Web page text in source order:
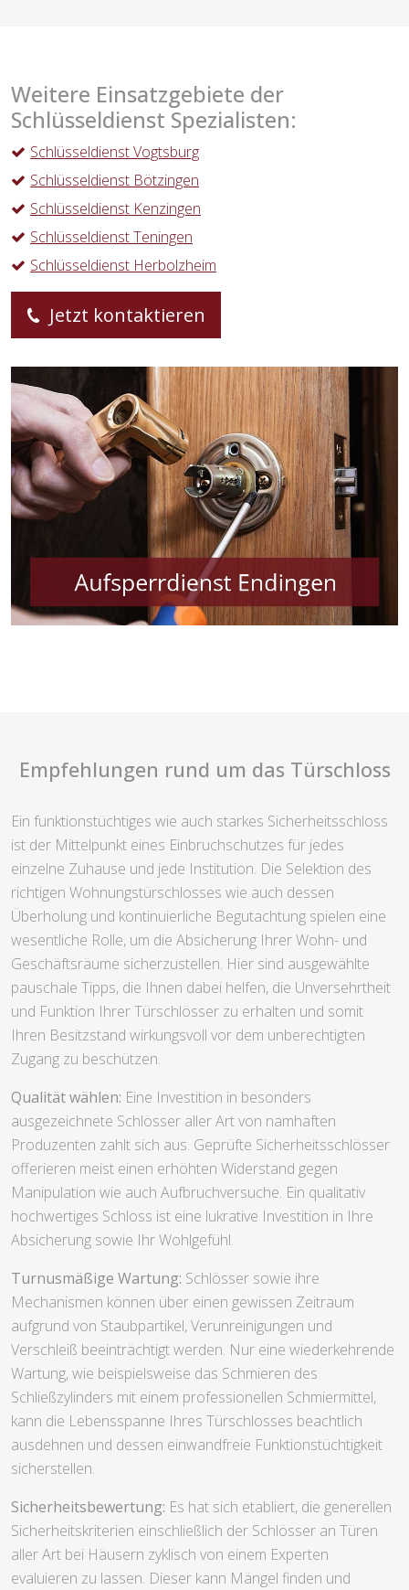
Weitere Einsatzgebiete der
Schlüsseldienst Spezialisten:
Schlüsseldienst Vogtsburg
Schlüsseldienst Bötzingen
Schlüsseldienst Kenzingen
Schlüsseldienst Teningen
Schlüsseldienst Herbolzheim
Jetzt kontaktieren
Empfehlungen rund um das Türschloss
Ein funktionstüchtiges wie auch starkes Sicherheitsschloss
ist der Mittelpunkt eines Einbruchschutzes für jedes
einzelne Zuhause und jede Institution. Die Selektion des
richtigen Wohnungstürschlosses wie auch dessen
Überholung und kontinuierliche Begutachtung spielen eine
wesentliche Rolle, um die Absicherung Ihrer Wohn- und
Geschäftsräume sicherzustellen. Hier sind ausgewählte
pauschale Tipps, die Ihnen dabei helfen, die Unversehrtheit
und Funktion Ihrer Türschlösser zu erhalten und somit
Ihren Besitzstand wirkungsvoll vor dem unberechtigten
Zugang zu beschützen.
Qualität wählen: Eine Investition in besonders
ausgezeichnete Schlösser aller Art von namhaften
Produzenten zahlt sich aus. Geprüfte Sicherheitsschlösser
offerieren meist einen erhöhten Widerstand gegen
Manipulation wie auch Aufbruchversuche. Ein qualitativ
hochwertiges Schloss ist eine lukrative Investition in Ihre
Absicherung sowie Ihr Wohlgefühl.
Turnusmäßige Wartung: Schlösser sowie ihre
Mechanismen können über einen gewissen Zeitraum
aufgrund von Staubpartikel, Verunreinigungen und
Verschleiß beeinträchtigt werden. Nur eine wiederkehrende
Wartung, wie beispielsweise das Schmieren des
Schließzylinders mit einem professionellen Schmiermittel,
kann die Lebensspanne Ihres Türschlosses beachtlich
ausdehnen und dessen einwandfreie Funktionstüchtigkeit
sicherstellen.
Sicherheitsbewertung: Es hat sich etabliert, die generellen
Sicherheitskriterien einschließlich der Schlösser an Türen
aller Art bei Häusern zyklisch von einem Experten
evaluieren zu lassen. Dieser kann Mängel finden und